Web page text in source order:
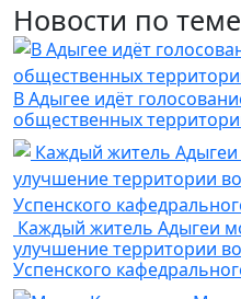
Новости по теме
В Адыгее идёт
общественных
Каждый житель Адыгеи
улучшение территории
Успенского